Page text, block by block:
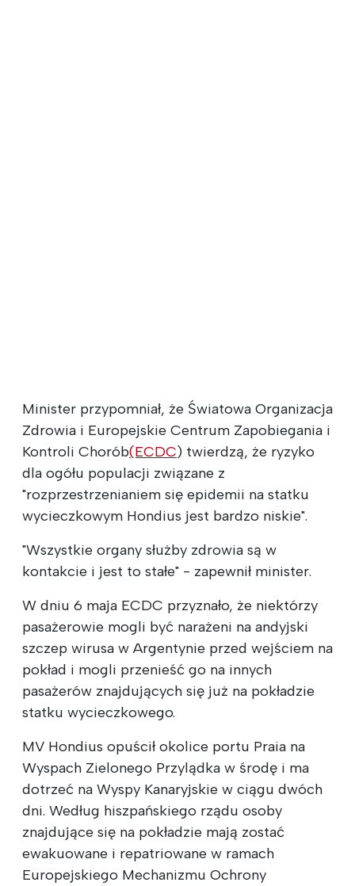
Minister przypomniał, że Światowa Organizacja
Zdrowia i Europejskie Centrum Zapobiegania i
Kontroli Chorób(ECDC) twierdzą, że ryzyko
dla ogółu populacji związane z
"rozprzestrzenianiem się epidemii na statku
wycieczkowym Hondius jest bardzo niskie".
"Wszystkie organy służby zdrowia są w
kontakcie i jest to stałe" - zapewnił minister.
W dniu 6 maja ECDC przyznało, że niektórzy
pasażerowie mogli być narażeni na andyjski
szczep wirusa w Argentynie przed wejściem na
pokład i mogli przenieść go na innych
pasażerów znajdujących się już na pokładzie
statku wycieczkowego.
MV Hondius opuścił okolice portu Praia na
Wyspach Zielonego Przylądka w środę i ma
dotrzeć na Wyspy Kanaryjskie w ciągu dwóch
dni. Według hiszpańskiego rządu osoby
znajdujące się na pokładzie mają zostać
ewakuowane i repatriowane w ramach
Europejskiego Mechanizmu Ochrony